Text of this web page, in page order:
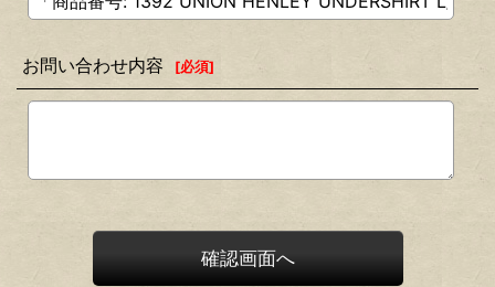
お問い合わせ内容 [必須]
確認画面へ